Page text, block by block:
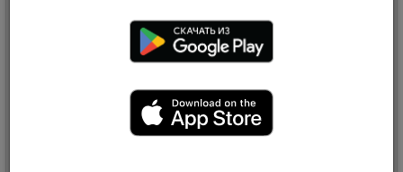
Основной эфир телеканала с разноформатной музыкой, лучшие